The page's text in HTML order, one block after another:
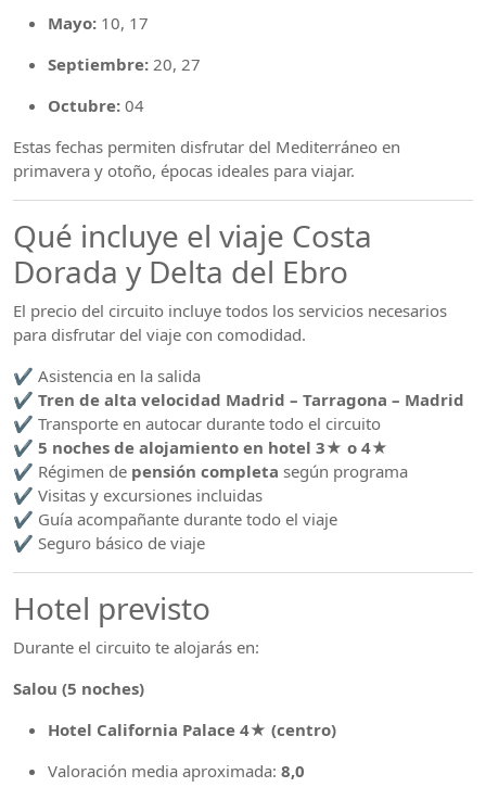
Mayo: 10, 17
Septiembre: 20, 27
Octubre: 04
Estas fechas permiten disfrutar del Mediterráneo en
primavera y otoño, épocas ideales para viajar.
Qué incluye el viaje Costa
Dorada y Delta del Ebro
El precio del circuito incluye todos los servicios necesarios
para disfrutar del viaje con comodidad.
✔ Asistencia en la salida
✔ Tren de alta velocidad Madrid – Tarragona – Madrid
✔ Transporte en autocar durante todo el circuito
✔ 5 noches de alojamiento en hotel 3★ o 4★
✔ Régimen de pensión completa según programa
✔ Visitas y excursiones incluidas
✔ Guía acompañante durante todo el viaje
✔ Seguro básico de viaje
Hotel previsto
Durante el circuito te alojarás en:
Salou (5 noches)
Hotel California Palace 4★ (centro)
Valoración media aproximada: 8,0